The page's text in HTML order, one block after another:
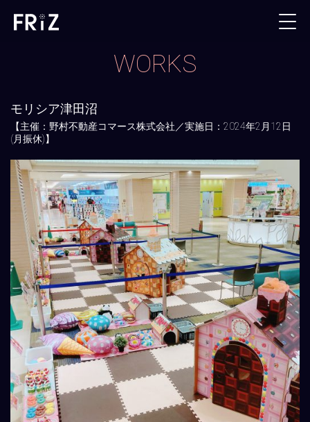
WORKS
モリシア津田沼
【主催：野村不動産コマース株式会社／実施日：2024年2月12日
(月振休)】